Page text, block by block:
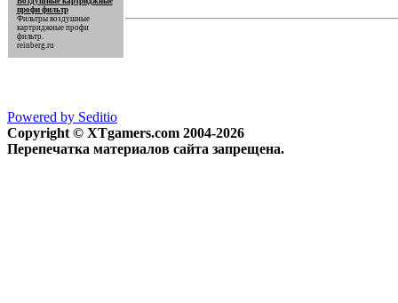
профи фильтр
Фильтры воздушные
картриджные профи
фильтр.
reinberg.ru
Powered by Seditio
Copyright © XTgamers.com 2004-2026
Перепечатка материалов сайта запрещена.